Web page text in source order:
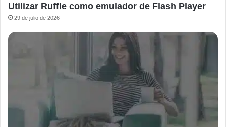
Utilizar Ruffle como emulador de Flash Player
29 de julio de 2026